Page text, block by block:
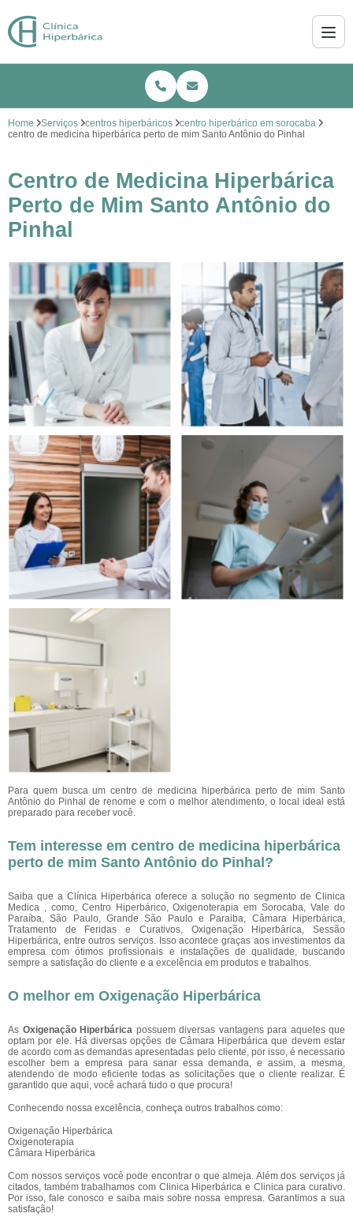
Home Serviços centros hiperbáricos
centro hiperbárico em sorocaba
centro de medicina hiperbárica perto de mim Santo Antônio do Pinhal
Centro de Medicina Hiperbárica
Perto de Mim Santo Antônio do
Pinhal
Para quem busca um centro de medicina hiperbárica perto de mim Santo
Antônio do Pinhal de renome e com o melhor atendimento, o local ideal está
preparado para receber você.
Tem interesse em centro de medicina hiperbárica
perto de mim Santo Antônio do Pinhal?
Saiba que a Clínica Hiperbárica oferece a solução no segmento de Clinica
Medica , como, Centro Hiperbárico, Oxigenoterapia em Sorocaba, Vale do
Paraíba, São Paulo, Grande São Paulo e Paraiba, Câmara Hiperbárica,
Tratamento de Feridas e Curativos, Oxigenação Hiperbárica, Sessão
Hiperbárica, entre outros serviços. Isso acontece graças aos investimentos da
empresa com ótimos profissionais e instalações de qualidade, buscando
sempre a satisfação do cliente e a excelência em produtos e trabalhos.
O melhor em Oxigenação Hiperbárica
As Oxigenação Hiperbárica possuem diversas vantagens para aqueles que
optam por ele. Há diversas opções de Câmara Hiperbárica que devem estar
de acordo com as demandas apresentadas pelo cliente, por isso, é necessario
escolher bem a empresa para sanar essa demanda, e assim, a mesma,
atendendo de modo eficiente todas as solicitações que o cliente realizar. É
garantido que aqui, você achará tudo o que procura!
Conhecendo nossa excelência, conheça outros trabalhos como:
Oxigenação Hiperbárica
Oxigenoterapia
Câmara Hiperbárica
Com nossos serviços você pode encontrar o que almeja. Além dos serviços já
citados, também trabalhamos com Clinica Hiperbárica e Clinica para curativo.
Por isso, fale conosco e saiba mais sobre nossa empresa. Garantimos a sua
satisfação!